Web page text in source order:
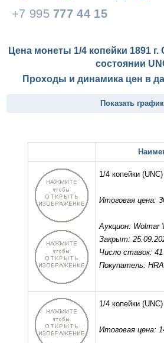
+7 995 777 44 15
Цена монеты 1/4 копейки 1891
состоянии
Проходы и динамика цен в
Показать график
1/4 копейки (UNC)
Итоговая цена:
Аукцион: Wolmar
Закрыт:
Число ставок: 41
Покупатель:
1/4 копейки (UNC)
Итоговая цена: